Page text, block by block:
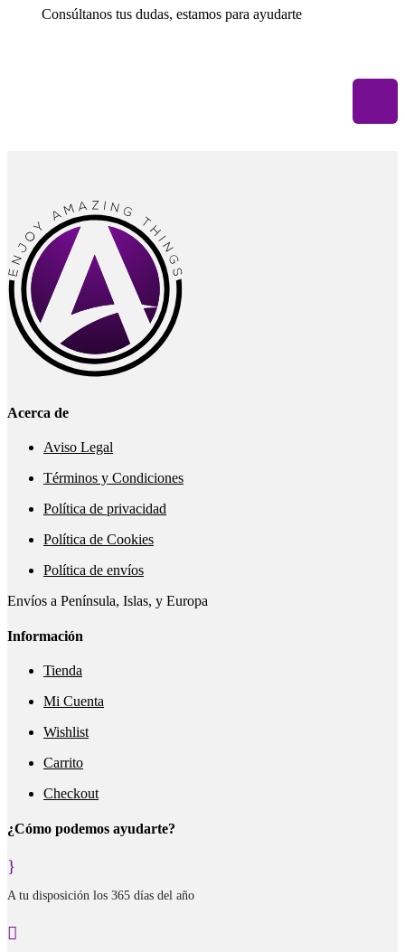
Consúltanos tus dudas, estamos para ayudarte
Acerca de
Aviso Legal
Términos y Condiciones
Política de privacidad
Política de Cookies
Política de envíos
Envíos a Península, Islas, y Europa
Información
Tienda
Mi Cuenta
Wishlist
Carrito
Checkout
¿Cómo podemos ayudarte?
}
A tu disposición los 365 días del año
